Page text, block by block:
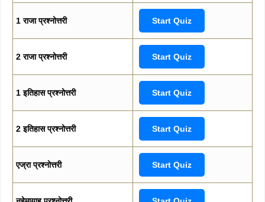
1 राजा प्रश्नोत्तरी Start Quiz
2 राजा प्रश्नोत्तरी Start Quiz
1 इतिहास प्रश्नोत्तरी Start Quiz
2 इतिहास प्रश्नोत्तरी Start Quiz
एज्रा प्रश्नोत्तरी Start Quiz